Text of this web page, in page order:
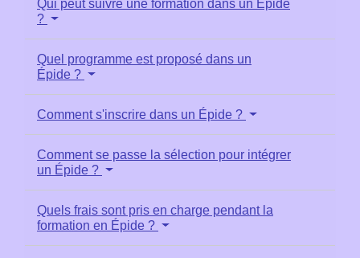
Qui peut suivre une formation dans un Épide
?
Quel programme est proposé dans un
Épide ?
Comment s'inscrire dans un Épide ?
Comment se passe la sélection pour intégrer
un Épide ?
Quels frais sont pris en charge pendant la
formation en Épide ?